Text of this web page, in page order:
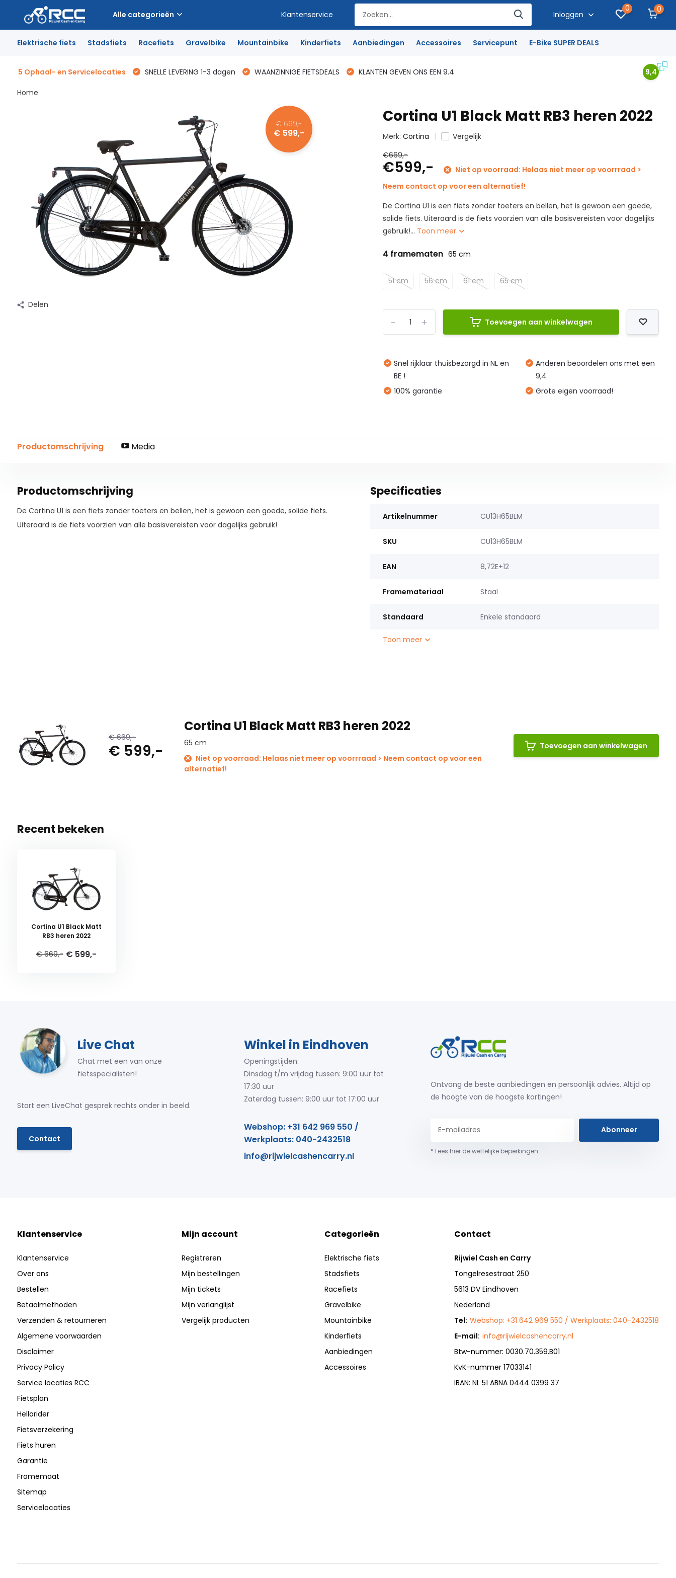
Alle categorieën Klantenservice Inloggen
0 0
Elektrische fiets Stadsfiets Racefiets Gravelbike Mountainbike Kinderfiets Aanbiedingen Accessoires Servicepunt E-Bike SUPER DEALS
5 Ophaal- en Servicelocaties SNELLE LEVERING 1-3 dagen WAANZINNIGE FIETSDEALS KLANTEN GEVEN ONS EEN 9.4 9,4
Home
€ 669,-
€ 599,-
Delen
Cortina U1 Black Matt RB3 heren 2022
Merk:Cortina
Vergelijk
€669,-
€599,-
Niet op voorraad: Helaas niet meer op voorrraad >
Neem contact op voor een alternatief!
De Cortina U1 is een fiets zonder toeters en bellen, het is gewoon een goede,
solide fiets. Uiteraard is de fiets voorzien van alle basisvereisten voor dagelijks
gebruik!... Toon meer
4 framematen 65 cm
51 cm 56 cm 61 cm 65 cm
+
- Toevoegen aan winkelwagen
Snel rijklaar thuisbezorgd in NL en
BE !
100% garantie
Anderen beoordelen ons met een
9,4
Grote eigen voorraad!
Productomschrijving Media
Productomschrijving
De Cortina U1 is een fiets zonder toeters en bellen, het is gewoon een goede, solide fiets.
Uiteraard is de fiets voorzien van alle basisvereisten voor dagelijks gebruik!
Specificaties
Artikelnummer CU13H65BLM
SKU CU13H65BLM
EAN 8,72E+12
Framemateriaal Staal
Standaard Enkele standaard
Toon meer
€ 669,-
€ 599,-
Cortina U1 Black Matt RB3 heren 2022
65 cm
Niet op voorraad: Helaas niet meer op voorrraad > Neem contact op voor een
alternatief!
Toevoegen aan winkelwagen
Recent bekeken
Cortina U1 Black Matt
RB3 heren 2022
€ 669,- € 599,-
Live Chat
Chat met een van onze
fietsspecialisten!
Start een LiveChat gesprek rechts onder in beeld.
Contact
Winkel in Eindhoven
Openingstijden:
Dinsdag t/m vrijdag tussen: 9:00 uur tot
17:30 uur
Zaterdag tussen: 9:00 uur tot 17:00 uur
Webshop: +31 642 969 550 /
Werkplaats: 040-2432518
info@rijwielcashencarry.nl
Ontvang de beste aanbiedingen en persoonlijk advies. Altijd op
de hoogte van de hoogste kortingen!
Abonneer
* Lees hier de wettelijke beperkingen
Klantenservice
Klantenservice
Over ons
Bestellen
Betaalmethoden
Verzenden & retourneren
Algemene voorwaarden
Disclaimer
Privacy Policy
Service locaties RCC
Fietsplan
Hellorider
Fietsverzekering
Fiets huren
Garantie
Framemaat
Sitemap
Servicelocaties
Mijn account
Registreren
Mijn bestellingen
Mijn tickets
Mijn verlanglijst
Vergelijk producten
Categorieën
Elektrische fiets
Stadsfiets
Racefiets
Gravelbike
Mountainbike
Kinderfiets
Aanbiedingen
Accessoires
Contact
Rijwiel Cash en Carry
Tongelresestraat 250
5613 DV Eindhoven
Nederland
Tel: Webshop: +31 642 969 550 / Werkplaats: 040-2432518
E-mail: info@rijwielcashencarry.nl
Btw-nummer: 0030.70.359.B01
KvK-nummer 17033141
IBAN: NL 51 ABNA 0444 0399 37